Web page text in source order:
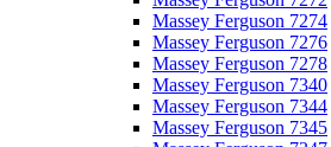
Massey Ferguson 7274
Massey Ferguson 7276
Massey Ferguson 7278
Massey Ferguson 7340
Massey Ferguson 7344
Massey Ferguson 7345